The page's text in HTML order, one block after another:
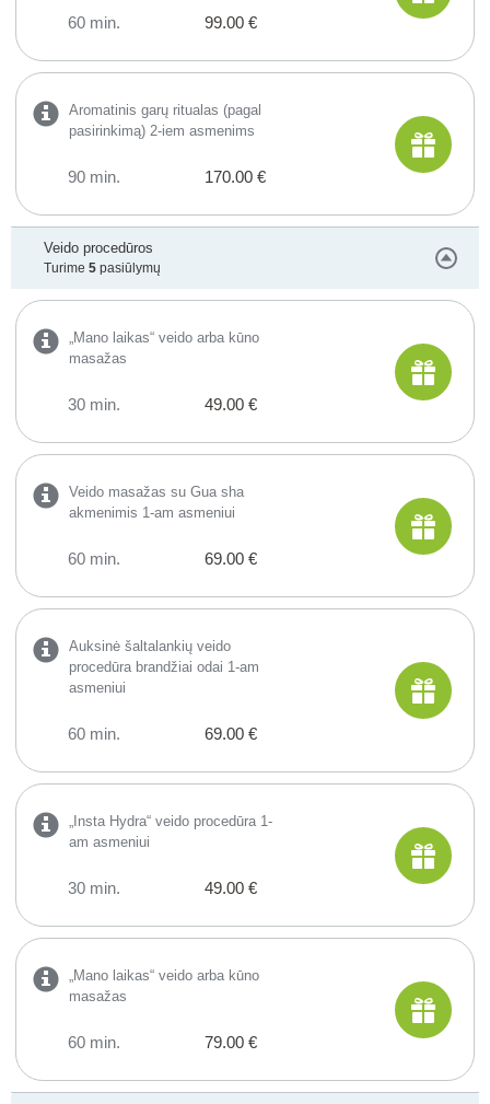
60 min. 99.00 €
Aromatinis garų ritualas (pagal
pasirinkimą) 2-iem asmenims
90 min. 170.00 €
Veido procedūros
Turime 5pasiūlymų
„Mano laikas“ veido arba kūno
masažas
30 min. 49.00 €
Veido masažas su Gua sha
akmenimis 1-am asmeniui
60 min. 69.00 €
Auksinė šaltalankių veido
procedūra brandžiai odai 1-am
asmeniui
60 min. 69.00 €
„Insta Hydra“ veido procedūra 1-
am asmeniui
30 min. 49.00 €
„Mano laikas“ veido arba kūno
masažas
60 min. 79.00 €